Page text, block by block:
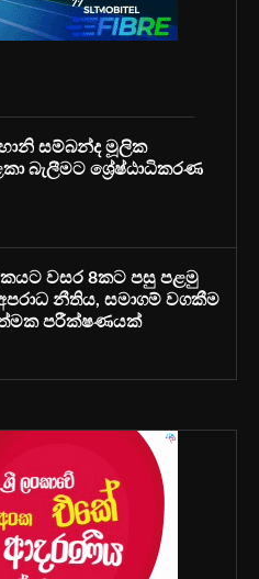
හානි සම්බන්ද මූලික
බැලීමට ශ්‍රේෂ්ඨාධිකරණ
වසර 8කට පසු පළමු
නීතිය, සමාගම් වගකීම
පරීක්ෂණයක්